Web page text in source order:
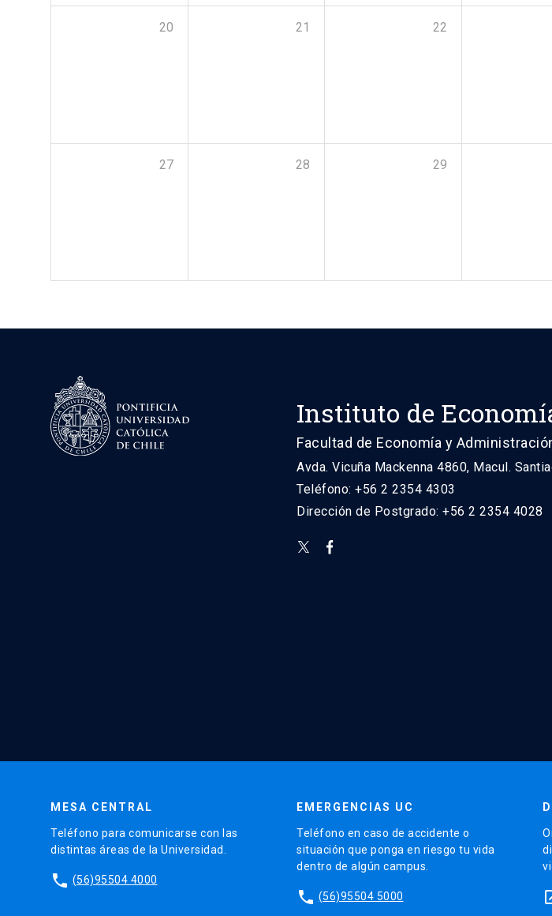
20 21 22
27 28 29
Instituto de
Facultad de Economía y
Avda. Vicuña Mackenna 4860, Macul.
Teléfono: +56 2 2354 4303
Dirección de Postgrado: +56 2 2354 4028
MESA CENTRAL
Teléfono para comunicarse con las
distintas áreas de la Universidad.
phone (56)95504 4000
EMERGENCIAS UC
Teléfono en caso de accidente o
situación que ponga en riesgo tu vida
dentro de algún campus.
phone (56)95504 5000